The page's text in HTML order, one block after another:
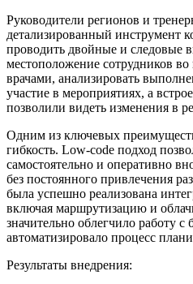
Руководители регионов и
детализированный инструмент
проводить двойные и следовые
местоположение сотрудников во
врачами, анализировать
участие в мероприятиях, а
позволили видеть изменения в
Одним из ключевых
гибкость. Low-code подход
самостоятельно и оперативно
без постоянного привлечения
была успешно реализована
включая маршрутизацию и
значительно облегчило работу
автоматизировало процесс
Результаты внедрения: